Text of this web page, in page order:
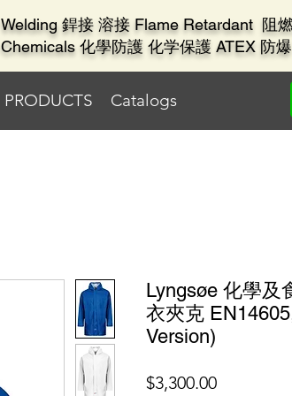
Welding 銲接 溶接 Flame Retardant 阻
Chemicals 化學防護 化学保護 ATEX 防
PRODUCTS Catalogs
Lyngsøe 化學及
衣夾克
Version)
$3,300.00價